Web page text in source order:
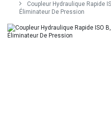
Coupleur Hydraulique Rapide
Éliminateur De Pression